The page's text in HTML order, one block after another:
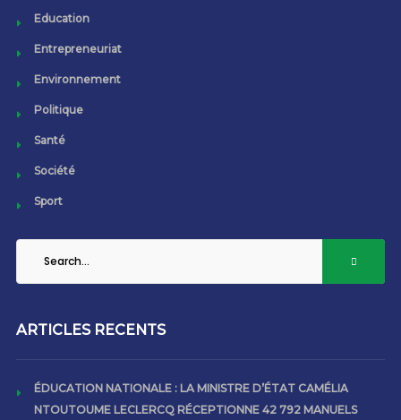
Education
Entrepreneuriat
Environnement
Politique
Santé
Société
Sport
ARTICLES RECENTS
ÉDUCATION NATIONALE : LA MINISTRE D’ÉTAT CAMÉLIA
NTOUTOUME LECLERCQ RÉCEPTIONNE 42 792 MANUELS